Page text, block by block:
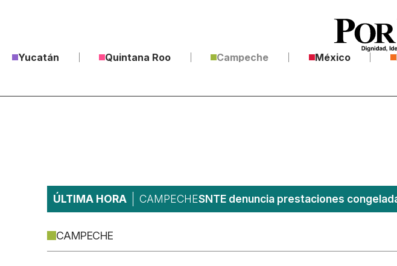
Yucatán Quintana Roo Campeche México
ÚLTIMA HORA CAMPECHESNTE denuncia prestaciones
CAMPECHE